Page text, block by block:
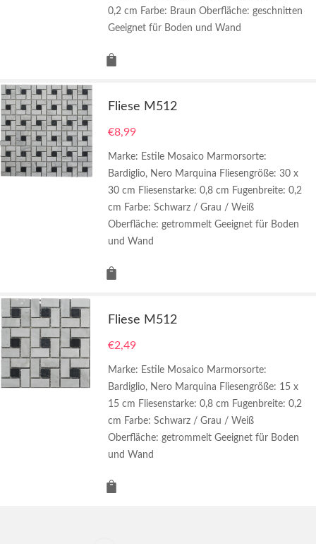
0,2 cm Farbe: Braun Oberfläche: geschnitten
Geeignet für Boden und Wand
Fliese M512
€8,99
Marke: Estile Mosaico Marmorsorte:
Bardiglio, Nero Marquina Fliesengröße: 30 x
30 cm Fliesenstarke: 0,8 cm Fugenbreite: 0,2
cm Farbe: Schwarz / Grau / Weiß
Oberfläche: getrommelt Geeignet für Boden
und Wand
Fliese M512
€2,49
Marke: Estile Mosaico Marmorsorte:
Bardiglio, Nero Marquina Fliesengröße: 15 x
15 cm Fliesenstarke: 0,8 cm Fugenbreite: 0,2
cm Farbe: Schwarz / Grau / Weiß
Oberfläche: getrommelt Geeignet für Boden
und Wand